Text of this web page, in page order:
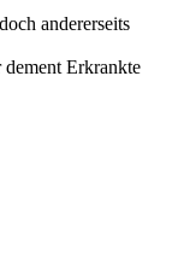
andererseits
dement Erkrankte